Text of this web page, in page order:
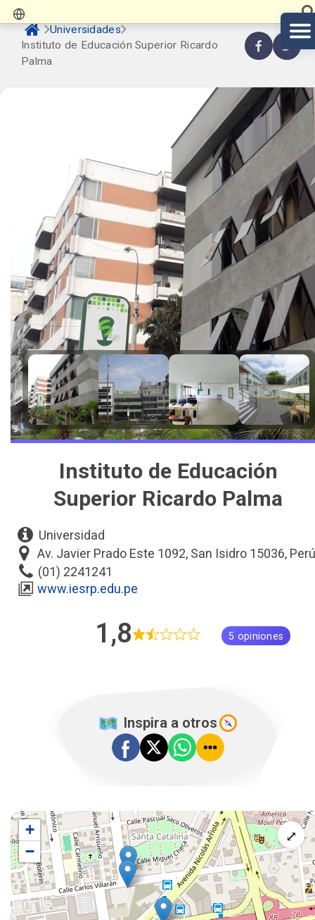
Universidades
Instituto de Educación Superior Ricardo
Palma
Instituto de Educación
Superior Ricardo Palma
Universidad
Av. Javier Prado Este 1092, San Isidro 15036, Perú
(01) 2241241
www.iesrp.edu.pe
1,8 5 opiniones
️ Inspira a otros
⤢
+
−